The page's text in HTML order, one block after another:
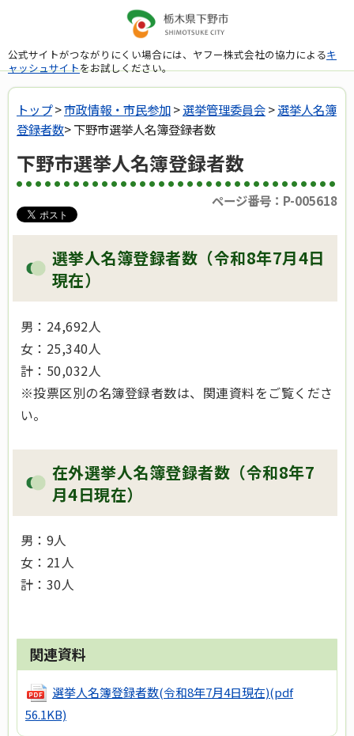
公式サイトがつながりにくい場合には、ヤフー株式会社の協力によるキ
ャッシュサイトをお試しください。
トップ>市政情報・市民参加>選挙管理委員会>選挙人名簿
登録者数> 下野市選挙人名簿登録者数
下野市選挙人名簿登録者数
ページ番号：P-005618
選挙人名簿登録者数（令和8年7月4日
現在）
男：24,692人
女：25,340人
計：50,032人
※投票区別の名簿登録者数は、関連資料をご覧くださ
い。
在外選挙人名簿登録者数（令和8年7
月4日現在）
男：9人
女：21人
計：30人
関連資料
選挙人名簿登録者数(令和8年7月4日現在)(pdf
56.1KB)